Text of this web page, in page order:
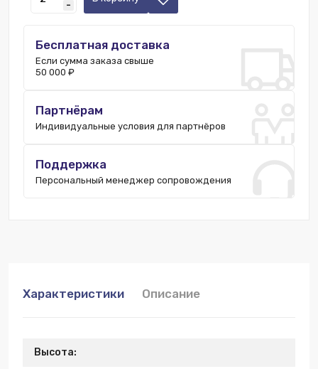
6580 шт.
-
Бесплатная доставка
Если сумма заказа свыше
50 000 ₽
Партнёрам
Индивидуальные условия для партнёров
Поддержка
Персональный менеджер сопровождения
Характеристики Описание
Высота: